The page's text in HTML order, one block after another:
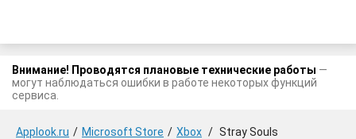
Внимание! Проводятся плановые технические работы —
могут наблюдаться ошибки в работе некоторых функций
сервиса.
Applook.ru / Microsoft Store / Xbox / Stray Souls